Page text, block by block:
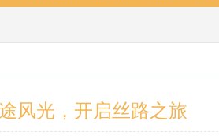
风光，开启丝路之旅